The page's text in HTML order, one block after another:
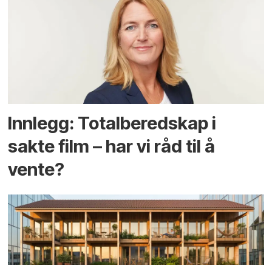
Innlegg: Totalberedskap i
sakte film – har vi råd til å
vente?